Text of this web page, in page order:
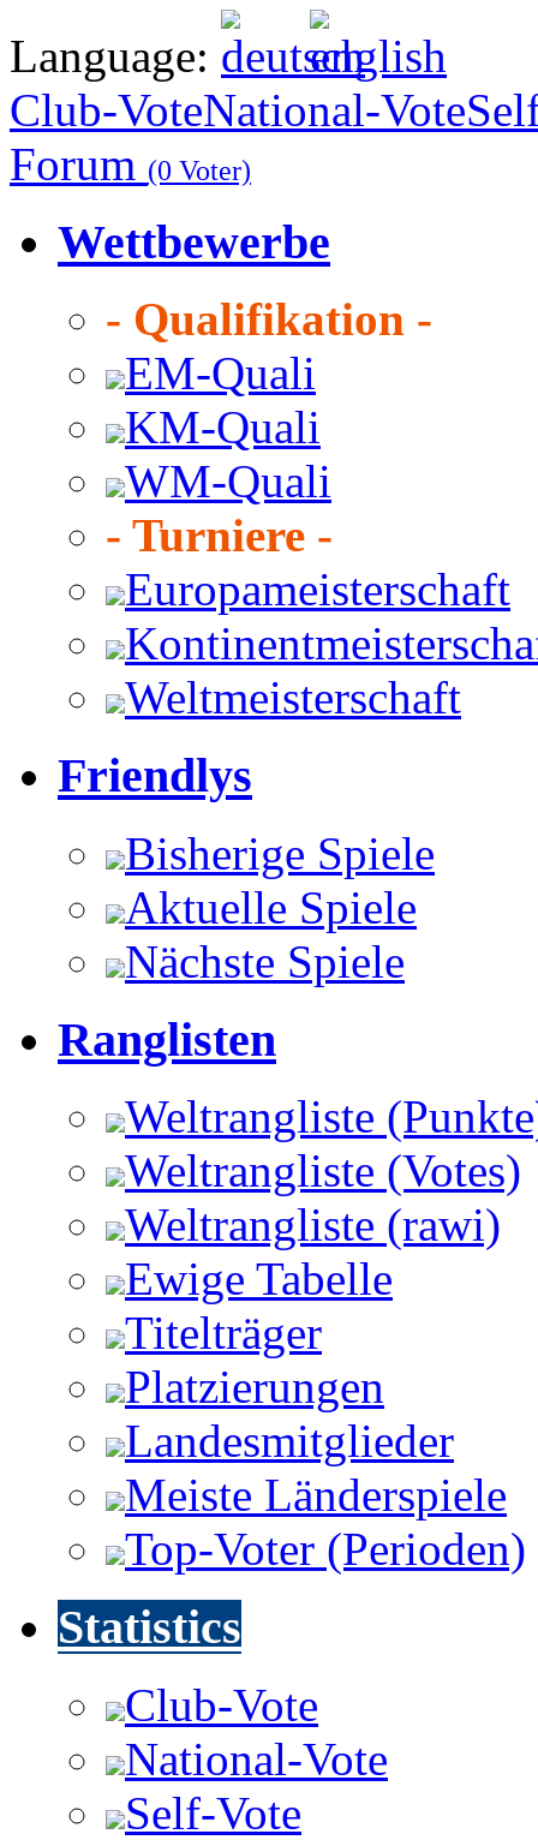
Language:
Club-VoteNational-Vote
Forum (0 Voter)
Wettbewerbe
- Qualifikation -
EM-Quali
KM-Quali
WM-Quali
- Turniere -
Europameisterschaft
Weltmeisterschaft
Friendlys
Bisherige Spiele
Aktuelle Spiele
Nächste Spiele
Ranglisten
Weltrangliste
Weltrangliste (Votes)
Weltrangliste (rawi)
Ewige Tabelle
Titelträger
Platzierungen
Landesmitglieder
Meiste Länderspiele
Top-Voter (Perioden)
Statistics
Club-Vote
National-Vote
Self-Vote